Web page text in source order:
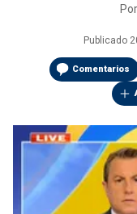
Por
Publicado
Comentarios